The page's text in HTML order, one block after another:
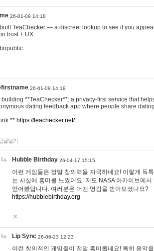
26-01-09 14:18
TeaChecker — a discreet lookup to see if you
trust + UX.
26-01-09 14:19
building **TeaChecker**: a privacy-first service that
dating feedback app where people share
https://teachecker.net/
글달기
Hubble Birthday 26-04-17 15:15
이런 게임들은 정말 창의력을 자극하네요! 이렇게 독
는 사실에 흥미를 느꼈어요. 저도 NASA 아카이브에
얻어봤답니다. 여러분은 어떤 영감을 받아보셨나요?
https://hubblebirthday.org
Lip Sync 26-06-23 12:23
이런 창의적인 게임들이 정말 흥미롭네요! 특히 음악